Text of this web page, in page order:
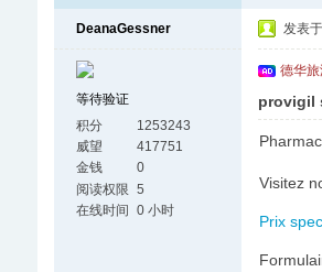
DeanaGessner
等待验证
积分
1253243
威望
417751
金钱
0
阅读权限 5
在线时间 0 小时
发表
德华
provigil
Visitez
Prix